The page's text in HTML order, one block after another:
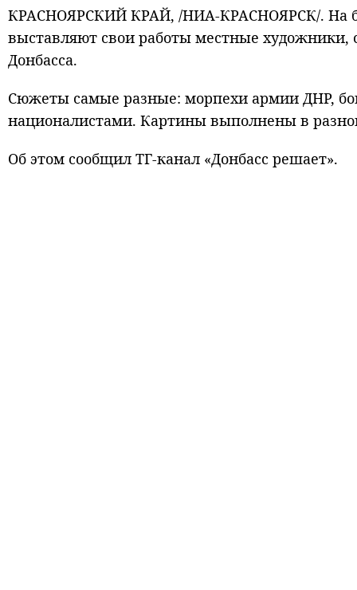
КРАСНОЯРСКИЙ КРАЙ, /НИА-КРАСНОЯРСК/. На
выставляют свои работы местные художники,
Донбасса.
Сюжеты самые разные: морпехи армии ДНР,
националистами. Картины выполнены в
Об этом сообщил ТГ-канал «Донбасс решает».